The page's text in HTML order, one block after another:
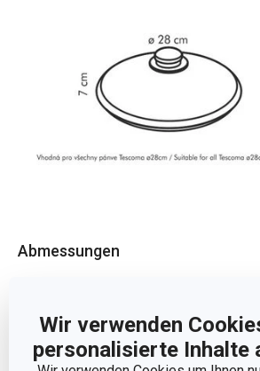
Wir verwenden
personalisierte Inhalte
Abmessungen
Andere Parameter